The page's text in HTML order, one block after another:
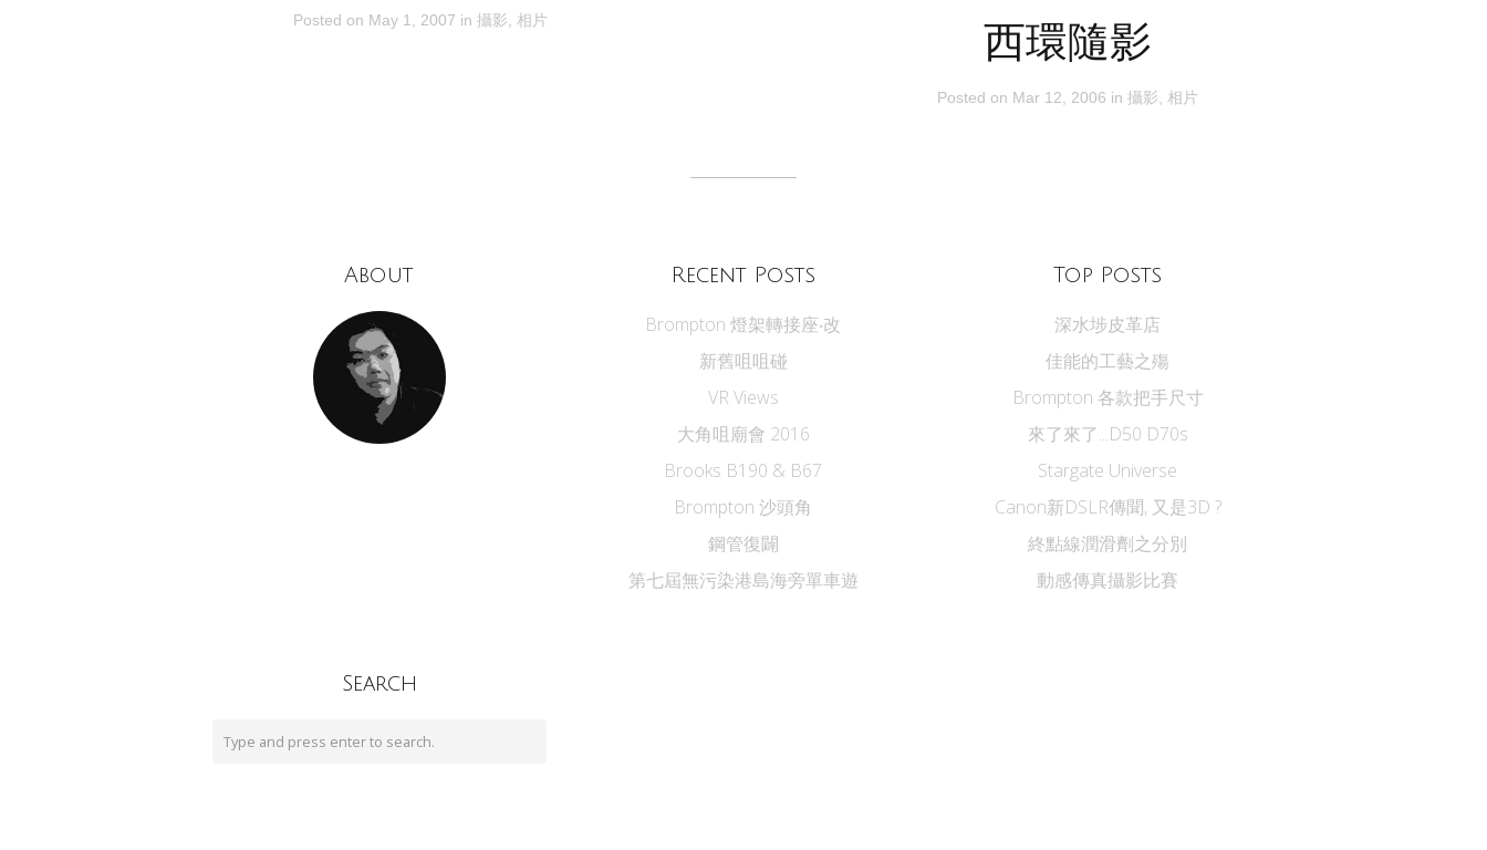
Posted on May 1, 2007 in 攝影 相片 西環隨影
Posted on Mar 12, 2006 in 攝影 相片
About Recent Posts
Brompton 燈架轉接座‧改
新舊咀咀碰
VR Views
大角咀廟會 2016
Brooks B190 & B67
Brompton 沙頭角
鋼管復闢
第七屆無污染港島海旁單車遊
Top Posts
深水埗皮革店
佳能的工藝之殤
Brompton 各款把手尺寸
來了來了...D50 D70s
Stargate Universe
Canon新DSLR傳聞, 又是3D ?
終點線潤滑劑之分別
動感傳真攝影比賽
Search